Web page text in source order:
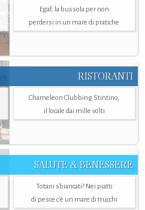
Egaf, la bussola per non
perdersi in un mare di pratiche
RISTORANTI
Chameleon Clubbing Stintino,
il locale dai mille volti
SALUTE & BENESSERE
Totani sbiancati? Nei piatti
di pesce c'è un mare di trucchi